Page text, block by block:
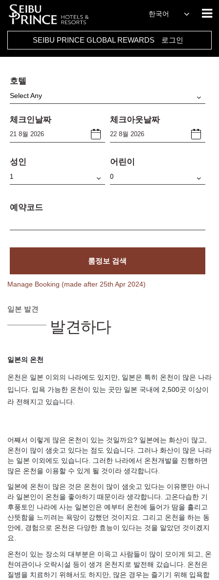
한국어
SEIBU PRINCE GLOBAL REWARDS 로그인
호텔
Select Any
체크인날짜 체크아웃날짜
성인 어린이
예약코드
룸정보 검색
Manage Booking (made after 25th Apr 2024)
일본 발견
발견하다
일본의 온천
온천은 일본 이외의 나라에도 있지만, 일본은 특히 온천이 많은 나라
입니다. 입욕 가능한 온천이 있는 곳만 일본 국내에 2,500곳 이상이
라 전해지고 있습니다.
어째서 이렇게 많은 온천이 있는 것일까요? 일본에는 화산이 많고,
온천이 많이 샘솟고 있다는 점도 있습니다. 그러나 화산이 많은 나라
는 일본 이외에도 있습니다. 그러한 나라에서 온천개발을 진행하면
많은 온천을 이용할 수 있게 될 것이라 생각합니다.
일본에 온천이 많은 것은 온천이 많이 샘솟고 있다는 이유뿐만 아니
라 일본인이 온천을 좋아하기 때문이라 생각합니다. 고온다습한 기
후풍토인 나라에 사는 일본인은 예부터 온천에 들어가 땀을 흘리고
산뜻함을 느끼려는 욕망이 강했던 것이지요. 그리고 온천을 하는 동
안에, 경험으로 온천은 다양한 효능이 있다는 것을 알았던 것이겠지
요.
온천이 있는 장소의 대부분은 이윽고 사람들이 많이 모이게 되고, 온
천여관이나 오락시설 등이 생겨 온천지로 발전해 갔습니다. 온천은
질병을 치료하기 위해서도 하지만, 많은 경우는 즐기기 위해 입욕합